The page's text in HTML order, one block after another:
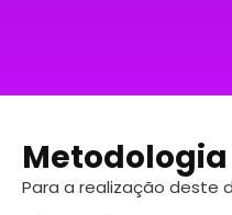
Metodologia
Para a realização deste